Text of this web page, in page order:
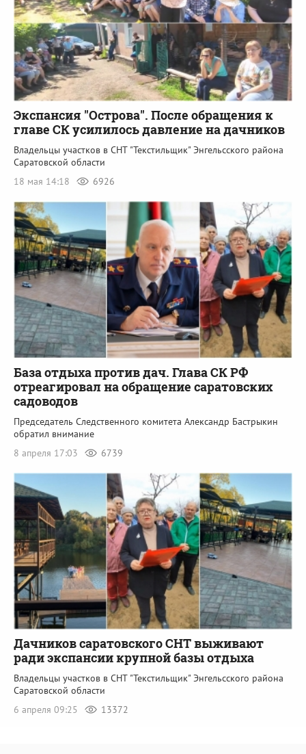
Экспансия "Острова". После обращения к
главе СК усилилось давление на дачников
Владельцы участков в СНТ "Текстильщик" Энгельсского района
Саратовской области
18 мая 14:18
6926
База отдыха против дач. Глава СК РФ
отреагировал на обращение саратовских
садоводов
Председатель Следственного комитета Александр Бастрыкин
обратил внимание
8 апреля 17:03
6739
Дачников саратовского СНТ выживают
ради экспансии крупной базы отдыха
Владельцы участков в СНТ "Текстильщик" Энгельсского района
Саратовской области
6 апреля 09:25
13372